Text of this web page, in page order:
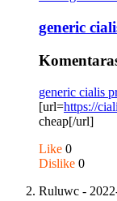
generic
generic cialis
[url=https://
cheap[/url]
Like 0
Dislike 0
Ruluwc -